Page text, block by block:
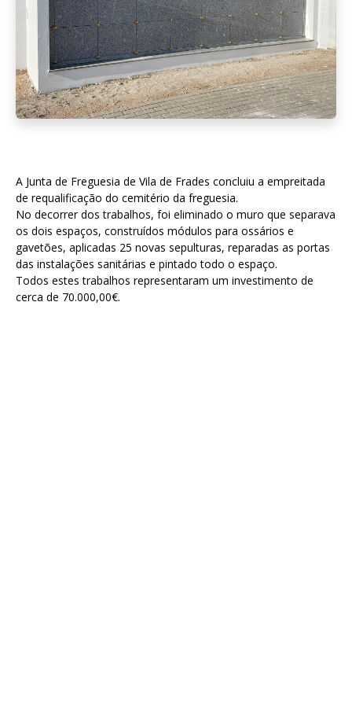
A Junta de Freguesia de Vila de Frades concluiu a empreitada
de requalificação do cemitério da freguesia.
No decorrer dos trabalhos, foi eliminado o muro que separava
os dois espaços, construídos módulos para ossários e
gavetões, aplicadas 25 novas sepulturas, reparadas as portas
das instalações sanitárias e pintado todo o espaço.
Todos estes trabalhos representaram um investimento de
cerca de 70.000,00€.